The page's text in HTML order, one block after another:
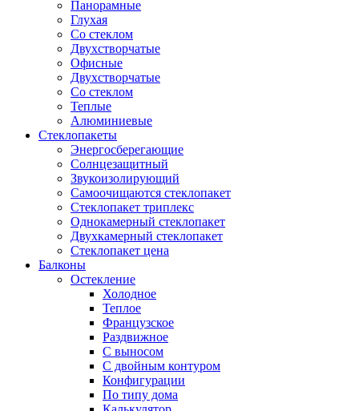
Панорамные
Глухая
Со стеклом
Двухстворчатые
Офисные
Двухстворчатые
Со стеклом
Теплые
Алюминиевые
Стеклопакеты
Энергосберегающие
Солнцезащитный
Звукоизолирующий
Самоочищаются стеклопакет
Стеклопакет триплекс
Однокамерный стеклопакет
Двухкамерный стеклопакет
Стеклопакет цена
Балконы
Остекление
Холодное
Теплое
Французское
Раздвижное
С выносом
С двойным контуром
Конфигурации
По типу дома